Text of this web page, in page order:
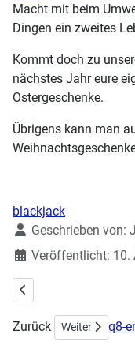
Macht mit beim
Dingen ein zweites
Kommt doch zu
nächstes Jahr eure
Ostergeschenke.
Übrigens kann man
blackjack
DetailsGeschrieben von:
Veröffentlicht: 10.
Vorheriger Beitrag:
Zurück Nächster
Weiter q8-